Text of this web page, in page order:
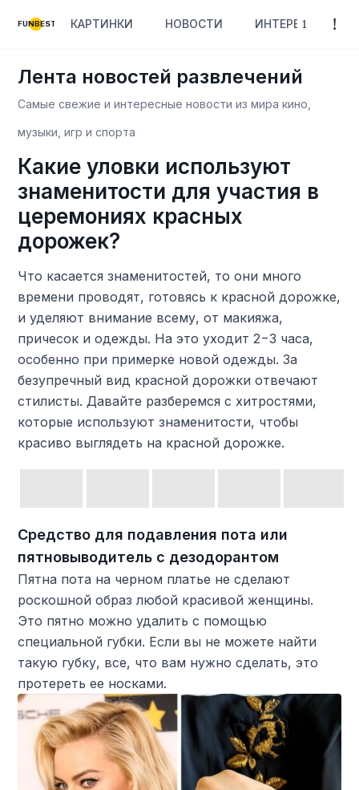
FUNBEST КАРТИНКИ НОВОСТИ ИНТЕРЕСНОЕ
Лента новостей развлечений
Самые свежие и интересные новости из мира кино,
музыки, игр и спорта
Какие уловки используют
знаменитости для участия в
церемониях красных
дорожек?
Что касается знаменитостей, то они много
времени проводят, готовясь к красной дорожке,
и уделяют внимание всему, от макияжа,
причесок и одежды. На это уходит 2−3 часа,
особенно при примерке новой одежды. За
безупречный вид красной дорожки отвечают
стилисты. Давайте разберемся с хитростями,
которые используют знаменитости, чтобы
красиво выглядеть на красной дорожке.
Средство для подавления пота или
пятновыводитель с дезодорантом
Пятна пота на черном платье не сделают
роскошной образ любой красивой женщины.
Это пятно можно удалить с помощью
специальной губки. Если вы не можете найти
такую ​​губку, все, что вам нужно сделать, это
протереть ее носками.